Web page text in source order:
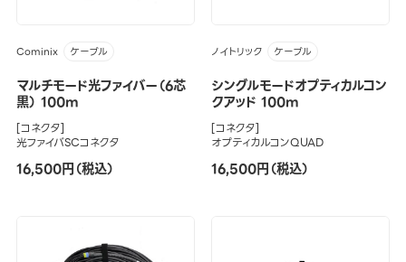
Cominix ケーブル
マルチモード光ファイバー（6芯
黒） 100m
[コネクタ]
光ファイバSCコネクタ
16,500円（税込）
ノイトリック ケーブル
シングルモードオプティカルコン
クアッド 100m
[コネクタ]
オプティカルコンQUAD
16,500円（税込）